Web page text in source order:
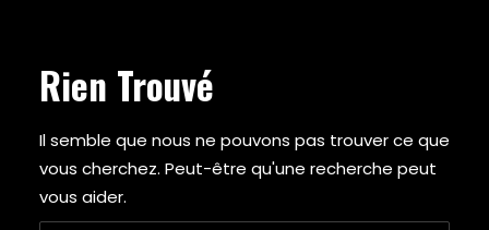
BEYONCE
BIG BOI
BIG DADDY KANE
BIG K.R.I.T.
BIG L
BIG PUN
Rien Trouvé
Il semble que nous ne pouvons pas trouver ce que
vous cherchez. Peut-être qu'une recherche peut
vous aider.